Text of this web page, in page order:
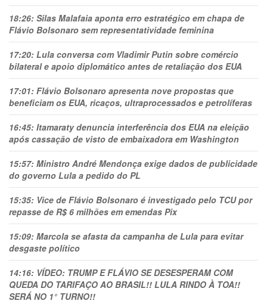
18:26: Silas Malafaia aponta erro estratégico em chapa de
Flávio Bolsonaro sem representatividade feminina
17:20: Lula conversa com Vladimir Putin sobre comércio
bilateral e apoio diplomático antes de retaliação dos EUA
17:01: Flávio Bolsonaro apresenta nove propostas que
beneficiam os EUA, ricaços, ultraprocessados e petrolíferas
16:45: Itamaraty denuncia interferência dos EUA na eleição
após cassação de visto de embaixadora em Washington
15:57: Ministro André Mendonça exige dados de publicidade
do governo Lula a pedido do PL
15:35: Vice de Flávio Bolsonaro é investigado pelo TCU por
repasse de R$ 6 milhões em emendas Pix
15:09: Marcola se afasta da campanha de Lula para evitar
desgaste político
14:16: VÍDEO: TRUMP E FLÁVIO SE DESESPERAM COM
QUEDA DO TARIFAÇO AO BRASIL!! LULA RINDO À TOA!!
SERÁ NO 1° TURNO!!